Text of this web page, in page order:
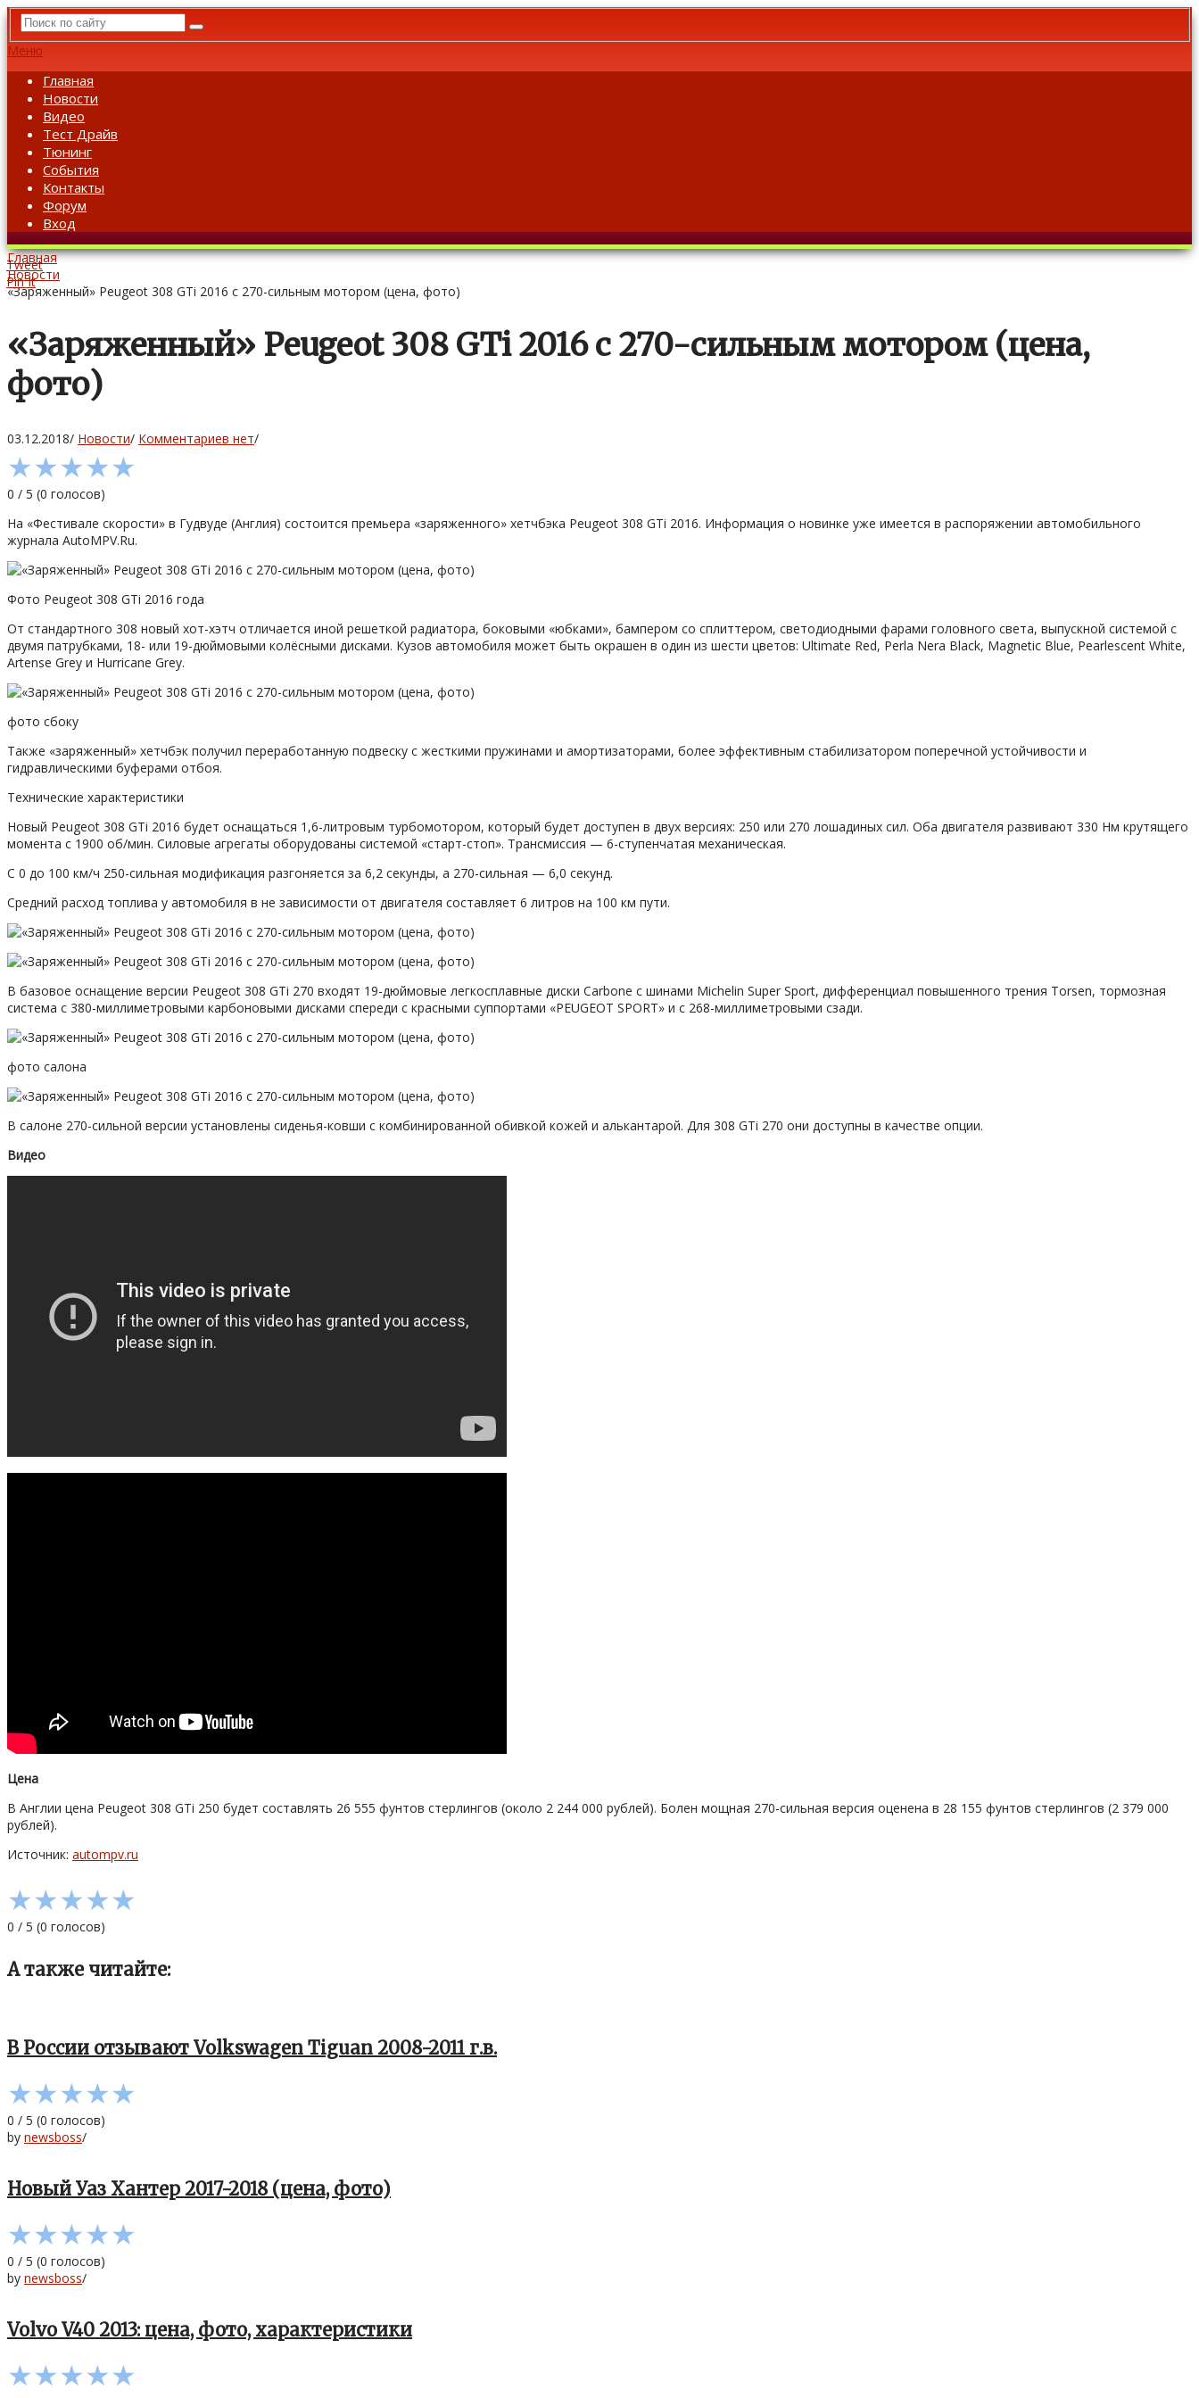
Меню
Главная
Новости
Видео
Тест Драйв
Тюнинг
События
Контакты
Форум
Вход
Главная
Новости
«Заряженный» Peugeot 308 GTi 2016 с 270-сильным мотором (цена, фото)
«Заряженный» Peugeot 308 GTi 2016 с 270-сильным мотором (цена,
фото)
03.12.2018/ Новости/ Комментариев нет/
★★★★★
0 / 5 (0 голосов)
На «Фестивале скорости» в Гудвуде (Англия) состоится премьера «заряженного» хетчбэка Peugeot 308 GTi 2016. Информация о новинке уже имеется в распоряжении автомобильного
журнала AutoMPV.Ru.
Фото Peugeot 308 GTi 2016 года
От стандартного 308 новый хот-хэтч отличается иной решеткой радиатора, боковыми «юбками», бампером со сплиттером, светодиодными фарами головного света, выпускной системой с
двумя патрубками, 18- или 19-дюймовыми колёсными дисками. Кузов автомобиля может быть окрашен в один из шести цветов: Ultimate Red, Perla Nera Black, Magnetic Blue, Pearlescent White,
Artense Grey и Hurricane Grey.
фото сбоку
Также «заряженный» хетчбэк получил переработанную подвеску с жесткими пружинами и амортизаторами, более эффективным стабилизатором поперечной устойчивости и
гидравлическими буферами отбоя.
Технические характеристики
Новый Peugeot 308 GTi 2016 будет оснащаться 1,6-литровым турбомотором, который будет доступен в двух версиях: 250 или 270 лошадиных сил. Оба двигателя развивают 330 Нм крутящего
момента с 1900 об/мин. Силовые агрегаты оборудованы системой «старт-стоп». Трансмиссия — 6-ступенчатая механическая.
С 0 до 100 км/ч 250-сильная модификация разгоняется за 6,2 секунды, а 270-сильная — 6,0 секунд.
Средний расход топлива у автомобиля в не зависимости от двигателя составляет 6 литров на 100 км пути.
В базовое оснащение версии Peugeot 308 GTi 270 входят 19-дюймовые легкосплавные диски Carbone с шинами Michelin Super Sport, дифференциал повышенного трения Torsen, тормозная
система с 380-миллиметровыми карбоновыми дисками спереди с красными суппортами «PEUGEOT SPORT» и с 268-миллиметровыми сзади.
фото салона
В салоне 270-сильной версии установлены сиденья-ковши с комбинированной обивкой кожей и алькантарой. Для 308 GTi 270 они доступны в качестве опции.
Видео
Цена
В Англии цена Peugeot 308 GTi 250 будет составлять 26 555 фунтов стерлингов (около 2 244 000 рублей). Болен мощная 270-сильная версия оценена в 28 155 фунтов стерлингов (2 379 000
рублей).
Источник: autompv.ru
★★★★★
0 / 5 (0 голосов)
Tweet
Pin It
А также читайте:
В России отзывают Volkswagen Tiguan 2008-2011 г.в.
★★★★★
0 / 5 (0 голосов)
by newsboss/
Новый Уаз Хантер 2017-2018 (цена, фото)
★★★★★
0 / 5 (0 голосов)
by newsboss/
Volvo V40 2013: цена, фото, характеристики
★★★★★